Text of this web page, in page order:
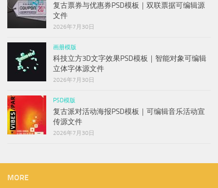
复古票券与优惠券PSD模板｜双联票据可编辑源
文件
2026年7月30日
画册模版
科技立方3D文字效果PSD模板｜智能对象可编辑
立体字体源文件
2026年7月30日
PSD模版
复古派对活动海报PSD模板｜可编辑音乐活动宣
传源文件
2026年7月30日
MORE